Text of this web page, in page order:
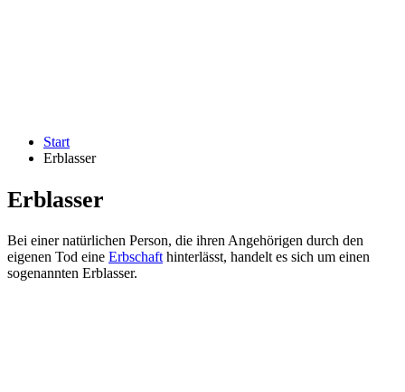
Start
Erblasser
Erblasser
Bei einer natürlichen Person, die ihren Angehörigen durch den
eigenen Tod eine Erbschaft hinterlässt, handelt es sich um einen
sogenannten Erblasser.